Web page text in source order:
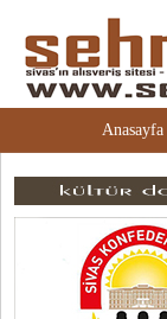
Anasayfa